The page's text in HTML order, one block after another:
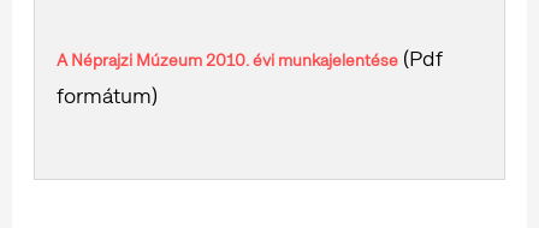
A Néprajzi Múzeum 2010. évi munkajelentése (Pdf
formátum)